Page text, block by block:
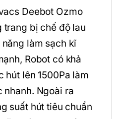
Deebot Ozmo
trang bị chế độ lau
làm sạch kĩ
Robot có khả
hút lên 1500Pa làm
nhanh. Ngoài ra
suất hút tiêu chuẩn